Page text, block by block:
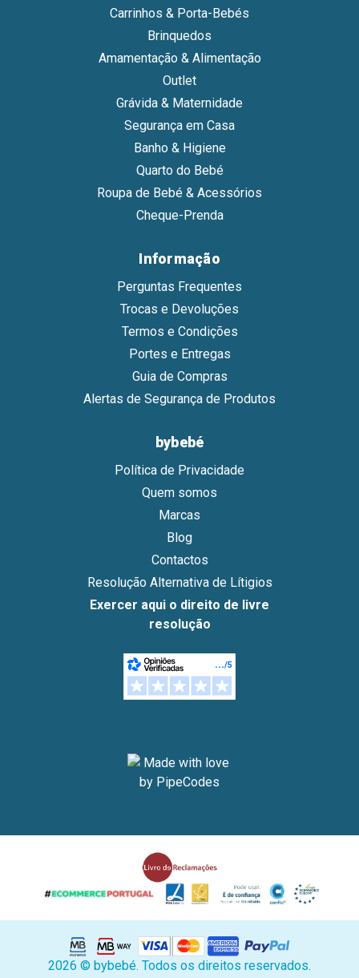
Carrinhos & Porta-Bebés
Brinquedos
Amamentação & Alimentação
Outlet
Grávida & Maternidade
Segurança em Casa
Banho & Higiene
Quarto do Bebé
Roupa de Bebé & Acessórios
Cheque-Prenda
Informação
Perguntas Frequentes
Trocas e Devoluções
Termos e Condições
Portes e Entregas
Guia de Compras
Alertas de Segurança de Produtos
bybebé
Política de Privacidade
Quem somos
Marcas
Blog
Contactos
Resolução Alternativa de Lítigios
Exercer aqui o direito de livre
resolução
2026 © bybebé. Todos os direitos reservados.